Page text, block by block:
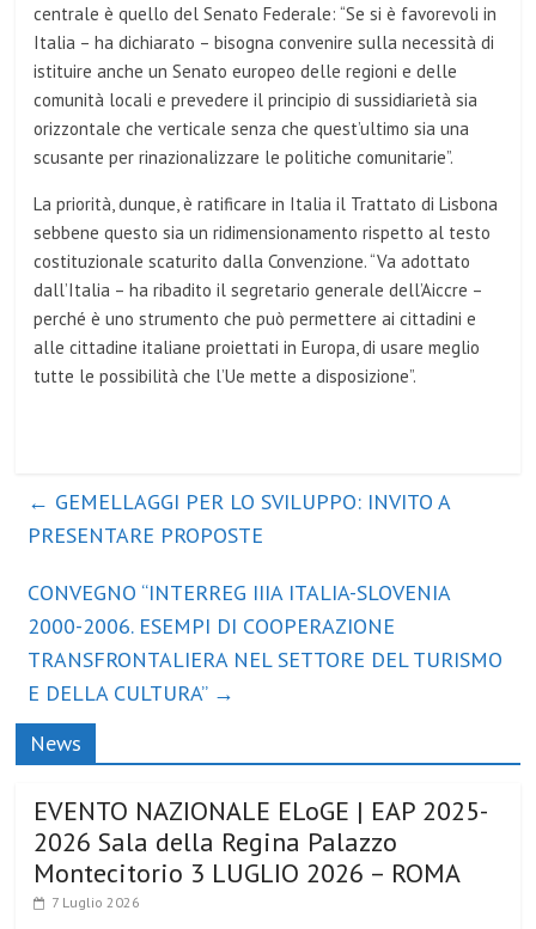
centrale è quello del Senato Federale: “Se si è favorevoli in
Italia – ha dichiarato – bisogna convenire sulla necessità di
istituire anche un Senato europeo delle regioni e delle
comunità locali e prevedere il principio di sussidiarietà sia
orizzontale che verticale senza che quest’ultimo sia una
scusante per rinazionalizzare le politiche comunitarie”.
La priorità, dunque, è ratificare in Italia il Trattato di Lisbona
sebbene questo sia un ridimensionamento rispetto al testo
costituzionale scaturito dalla Convenzione. “Va adottato
dall’Italia – ha ribadito il segretario generale dell’Aiccre –
perché è uno strumento che può permettere ai cittadini e
alle cittadine italiane proiettati in Europa, di usare meglio
tutte le possibilità che l’Ue mette a disposizione”.
← GEMELLAGGI PER LO SVILUPPO: INVITO A
PRESENTARE PROPOSTE
CONVEGNO “INTERREG IIIA ITALIA-SLOVENIA
2000-2006. ESEMPI DI COOPERAZIONE
TRANSFRONTALIERA NEL SETTORE DEL TURISMO
E DELLA CULTURA” →
News
EVENTO NAZIONALE ELoGE | EAP 2025-
2026 Sala della Regina Palazzo
Montecitorio 3 LUGLIO 2026 – ROMA
7 Luglio 2026